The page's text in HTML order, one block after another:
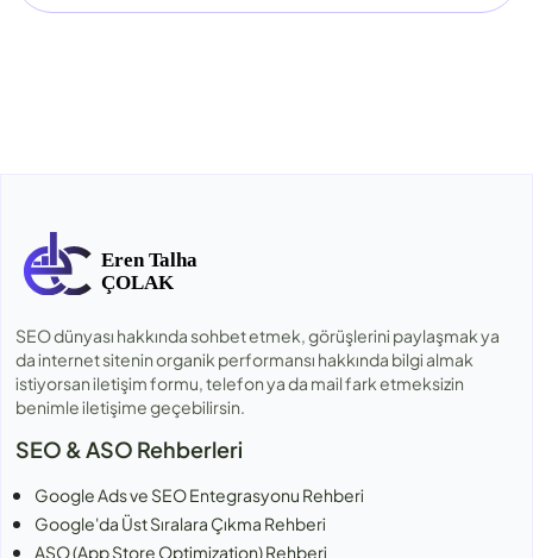
SEO dünyası hakkında sohbet etmek, görüşlerini paylaşmak ya
da internet sitenin organik performansı hakkında bilgi almak
istiyorsan iletişim formu, telefon ya da mail fark etmeksizin
benimle iletişime geçebilirsin.
SEO & ASO Rehberleri
Google Ads ve SEO Entegrasyonu Rehberi
Google'da Üst Sıralara Çıkma Rehberi
ASO (App Store Optimization) Rehberi